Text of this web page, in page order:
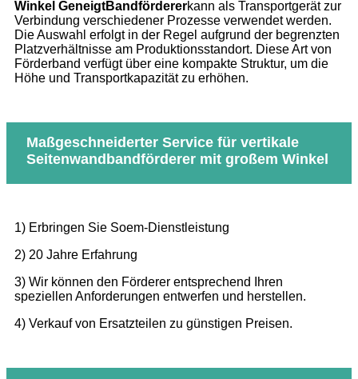
Winkel GeneigtBandfördererkann als Transportgerät zur
Verbindung verschiedener Prozesse verwendet werden.
Die Auswahl erfolgt in der Regel aufgrund der begrenzten
Platzverhältnisse am Produktionsstandort. Diese Art von
Förderband verfügt über eine kompakte Struktur, um die
Höhe und Transportkapazität zu erhöhen.
Maßgeschneiderter Service für vertikale
Seitenwandbandförderer mit großem Winkel
1) Erbringen Sie Soem-Dienstleistung
2) 20 Jahre Erfahrung
3) Wir können den Förderer entsprechend Ihren
speziellen Anforderungen entwerfen und herstellen.
4) Verkauf von Ersatzteilen zu günstigen Preisen.